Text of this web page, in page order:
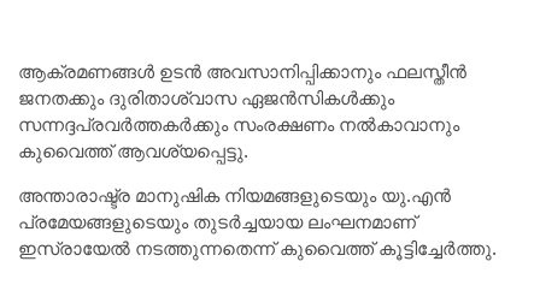
ആക്രമണങ്ങൾ ഉടൻ അവസാനിപ്പിക്കാനും ഫലസ്തീൻ
ജനതക്കും ദുരിതാശ്വാസ ഏജൻസികൾക്കും
സന്നദ്ദപ്രവർത്തകർക്കും സംരക്ഷണം നൽകാവാനും
കുവൈത്ത് ആവശ്യപ്പെട്ടു.
അന്താരാഷ്ട്ര മാനുഷിക നിയമങ്ങളുടെയും യു.എൻ
പ്രമേയങ്ങളുടെയും തുടർച്ചയായ ലംഘനമാണ്
ഇസ്രായേൽ നടത്തുന്നതെന്ന് കുവൈത്ത് കൂട്ടിച്ചേർത്തു.